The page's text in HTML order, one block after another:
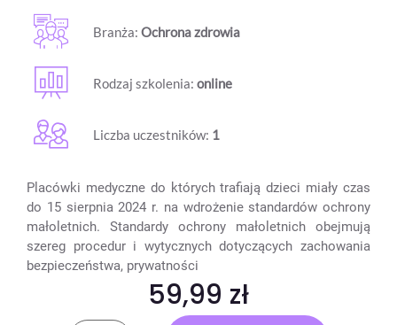
Branża: Ochrona zdrowia
Rodzaj szkolenia: online
Liczba uczestników: 1
Placówki medyczne do których trafiają dzieci miały czas
do 15 sierpnia 2024 r. na wdrożenie standardów ochrony
małoletnich. Standardy ochrony małoletnich obejmują
szereg procedur i wytycznych dotyczących zachowania
bezpieczeństwa, prywatności
59,99 zł